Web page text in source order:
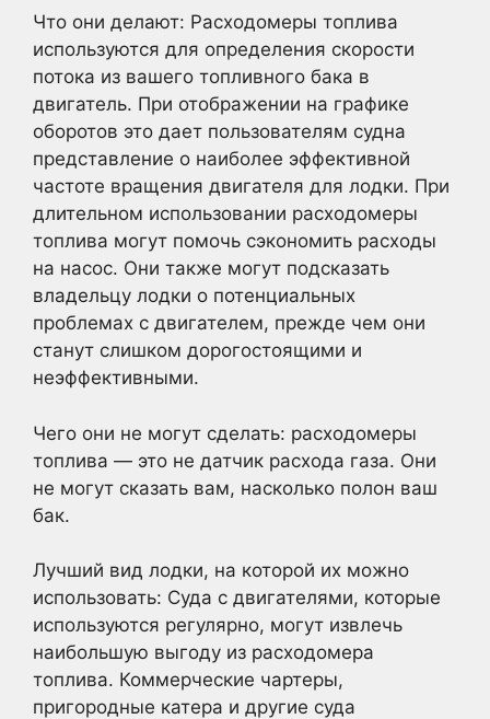
Что они делают: Расходомеры топлива
используются для определения скорости
потока из вашего топливного бака в
двигатель. При отображении на графике
оборотов это дает пользователям судна
представление о наиболее эффективной
частоте вращения двигателя для лодки. При
длительном использовании расходомеры
топлива могут помочь сэкономить расходы
на насос. Они также могут подсказать
владельцу лодки о потенциальных
проблемах с двигателем, прежде чем они
станут слишком дорогостоящими и
неэффективными.
Чего они не могут сделать: расходомеры
топлива — это не датчик расхода газа. Они
не могут сказать вам, насколько полон ваш
бак.
Лучший вид лодки, на которой их можно
использовать: Суда с двигателями, которые
используются регулярно, могут извлечь
наибольшую выгоду из расходомера
топлива. Коммерческие чартеры,
пригородные катера и другие суда